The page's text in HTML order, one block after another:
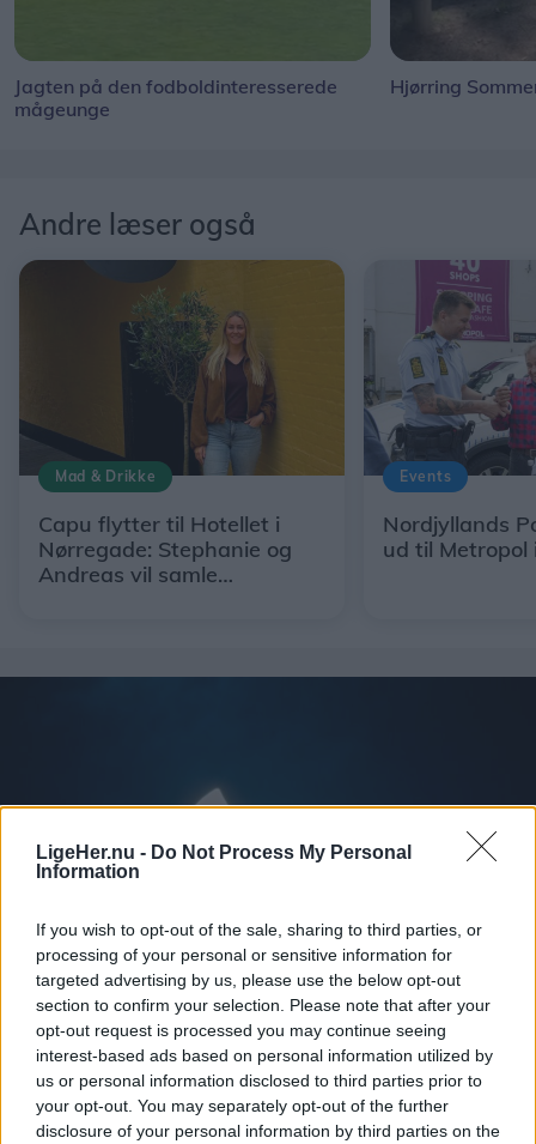
LigeHer.nu - Do Not Process My Personal
Information
If you wish to opt-out of the sale, sharing to third parties, or
processing of your personal or sensitive information for
targeted advertising by us, please use the below opt-out
section to confirm your selection. Please note that after your
opt-out request is processed you may continue seeing
interest-based ads based on personal information utilized by
us or personal information disclosed to third parties prior to
your opt-out. You may separately opt-out of the further
disclosure of your personal information by third parties on the
Jagten på den fodboldinteresserede
mågeunge
Hjørring
Andre læser også
Mad & Drikke
Capu flytter til Hotellet i
Nørregade: Stephanie og
Andreas vil samle
Events
Nordjyllands
ud til Metropol
Aktuelt
Nordjyder kan se årtiets største
solformørkelse